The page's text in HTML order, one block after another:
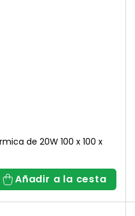
de 20W 100 x 100 x
Añadir a la cesta